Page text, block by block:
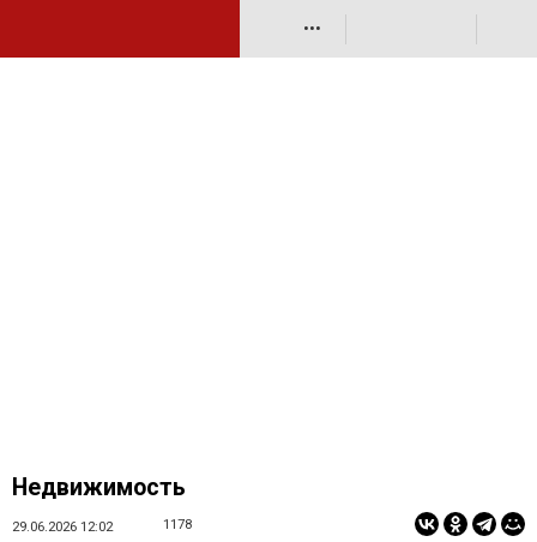
•••
Недвижимость
29.06.2026 12:02 1178